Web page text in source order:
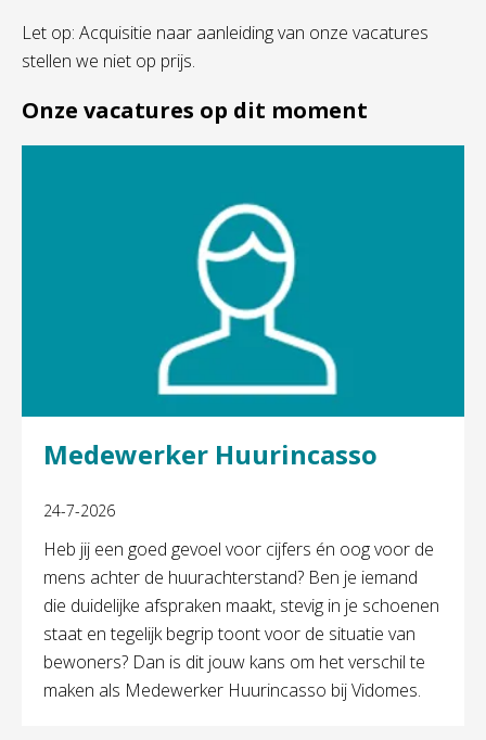
Let op: Acquisitie naar aanleiding van onze vacatures
stellen we niet op prijs.
Onze vacatures op dit moment
Medewerker Huurincasso
24-7-2026
Heb jij een goed gevoel voor cijfers én oog voor de
mens achter de huurachterstand? Ben je iemand
die duidelijke afspraken maakt, stevig in je schoenen
staat en tegelijk begrip toont voor de situatie van
bewoners? Dan is dit jouw kans om het verschil te
maken als Medewerker Huurincasso bij Vidomes.